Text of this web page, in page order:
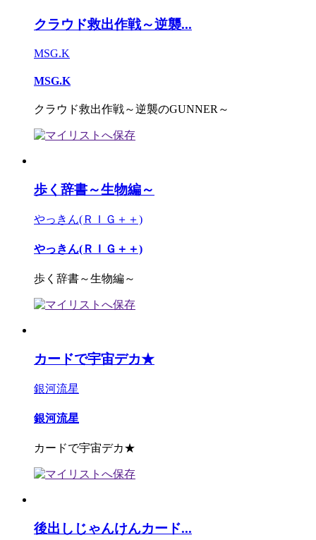
クラウド救出作戦～逆襲...
MSG.K
MSG.K
クラウド救出作戦～逆襲のGUNNER～
歩く辞書～生物編～
やっきん(ＲＩＧ＋＋)
やっきん(ＲＩＧ＋＋)
歩く辞書～生物編～
カードで宇宙デカ★
銀河流星
銀河流星
カードで宇宙デカ★
後出しじゃんけんカード...